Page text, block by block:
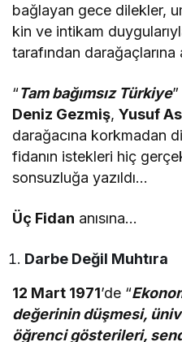
bağlayan gece dilekler,
kin ve intikam
tarafından darağaçlarına
“Tam bağımsız Türkiye
Deniz Gezmiş,Yusuf
darağacına korkmadan
fidanın istekleri hiç
sonsuzluğa yazıldı…
Üç Fidan anısına…
Darbe Değil Muhtıra
12 Mart 1971’de “
değerinin düşmesi,
öğrenci gösterileri,